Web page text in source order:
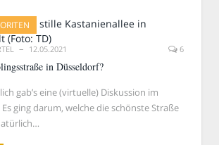
12.05.2021 6
in Düsseldorf?
gab’s eine (virtuelle) Diskussion im
ging darum, welche die schönste Straße